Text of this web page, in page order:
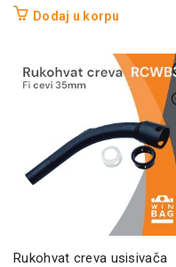
Dodaj u korpu
Rukohvat creva usisivača